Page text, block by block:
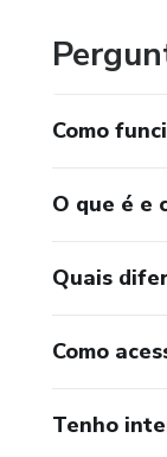
Como
O que é e
Quais
Como
Tenho